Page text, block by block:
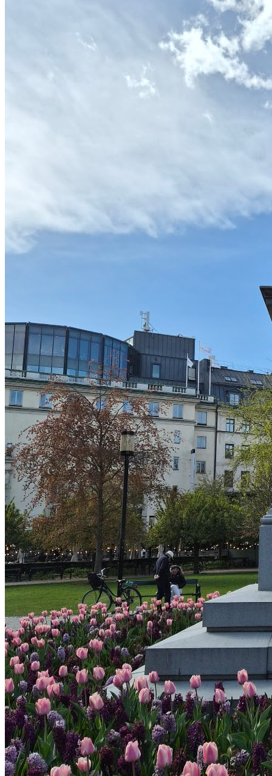
Gå med i Föräldraledig.se!
Dela med dig av dina erfarenheter och hjälp andra föräldrar att
Få rekommendationer
Upptäck nya aktiviteter
Gå med i Föräldraledig.se Logga in
Är du ett företag som erbjuder aktiviteter?
Skapa företagskonto
Det är gratis och tar mindre än 2 minuter!
Fler aktiviteter som kan intressera dig
Bus & Lek
Familjelekstunder på Olympiaplan
Stockholms stad